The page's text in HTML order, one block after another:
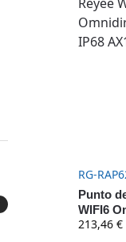
RG-
Punto
WIFI6
Outdoor
213,46€